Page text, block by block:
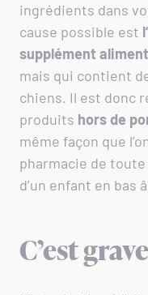
ingrédients dans
cause possible est
supplément
mais qui contient
chiens. Il est donc
produits hors de
même façon que
pharmacie de
d’un enfant en bas
C’est